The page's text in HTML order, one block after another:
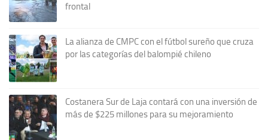
frontal
La alianza de CMPC con el fútbol sureño que cruza
por las categorías del balompié chileno
Costanera Sur de Laja contará con una inversión de
más de $225 millones para su mejoramiento